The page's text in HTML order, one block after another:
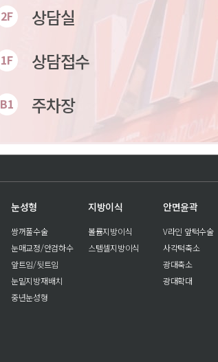
2F 상담실
1F 상담접수
B1 주차장
눈성형
쌍꺼풀수술
눈매교정/안검하수
앞트임/뒷트임
눈밑지방재배치
중년눈성형
지방이식
볼륨지방이식
스템셀지방이식
안면윤곽
V라인 앞턱수술
사각턱축소
광대축소
광대확대